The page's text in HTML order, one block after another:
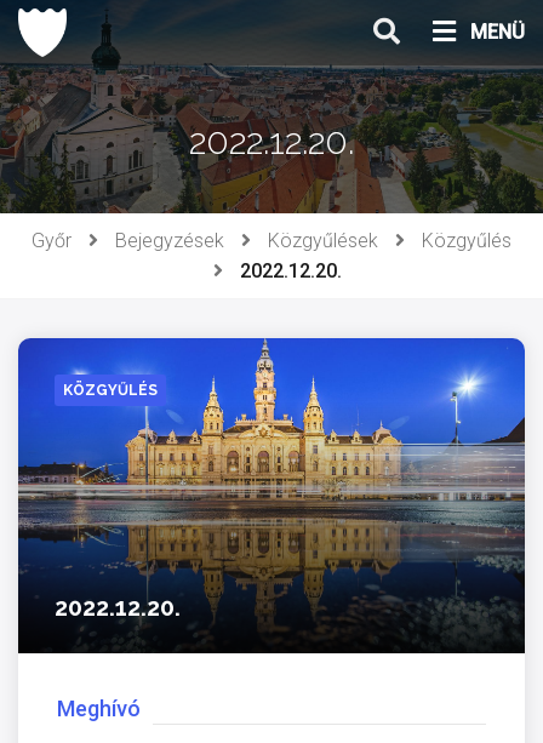
Ugrás
tartalomhoz
MENÜ
2022.12.20.
Győr Bejegyzések Közgyűlések
Közgyűlés
2022.12.20.
KÖZGYŰLÉS
2022.12.20.
Meghívó